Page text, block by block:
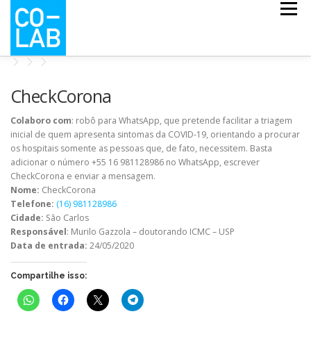
Pular
para
conteúdo
Menu
NOTÍCIAS QUEM SOMOS
CheckCorona
Colaboro com: robô para WhatsApp, que pretende facilitar a triagem
inicial de quem apresenta sintomas da COVID-19, orientando a procurar
os hospitais somente as pessoas que, de fato, necessitem. Basta
adicionar o número +55 16 981128986 no WhatsApp, escrever
CheckCorona e enviar a mensagem.
Nome: CheckCorona
Telefone: (16) 981128986
Cidade: São Carlos
Responsável: Murilo Gazzola – doutorando ICMC – USP
Data de entrada: 24/05/2020
Compartilhe isso: